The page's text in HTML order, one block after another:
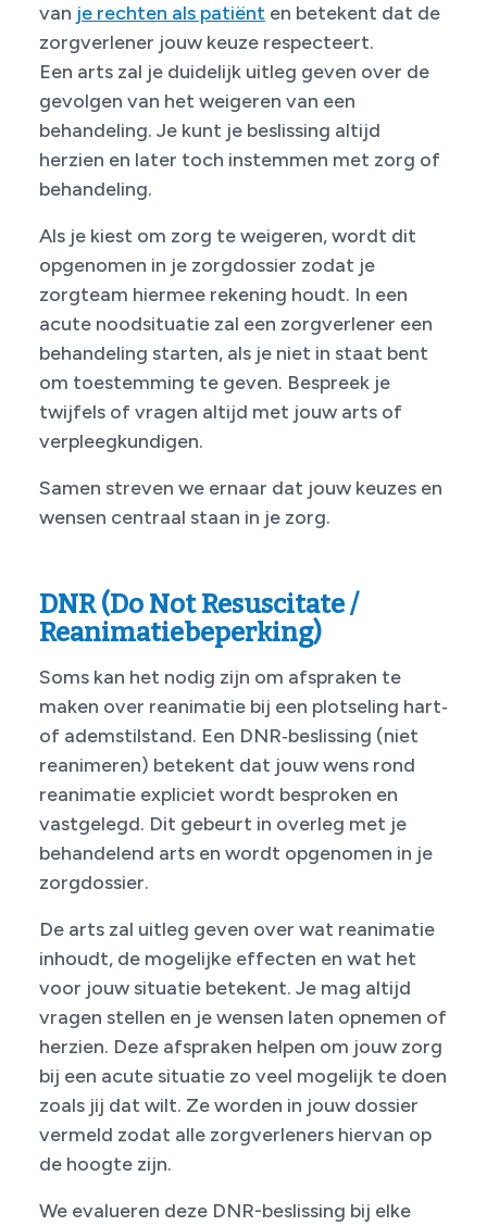
van je rechten als patiënt en betekent dat de
zorgverlener jouw keuze respecteert.
Een arts zal je duidelijk uitleg geven over de
gevolgen van het weigeren van een
behandeling. Je kunt je beslissing altijd
herzien en later toch instemmen met zorg of
behandeling.
Als je kiest om zorg te weigeren, wordt dit
opgenomen in je zorgdossier zodat je
zorgteam hiermee rekening houdt. In een
acute noodsituatie zal een zorgverlener een
behandeling starten, als je niet in staat bent
om toestemming te geven. Bespreek je
twijfels of vragen altijd met jouw arts of
verpleegkundigen.
Samen streven we ernaar dat jouw keuzes en
wensen centraal staan in je zorg.
DNR (Do Not Resuscitate /
Reanimatiebeperking)
Soms kan het nodig zijn om afspraken te
maken over reanimatie bij een plotseling hart‑
of ademstilstand. Een DNR‑beslissing (niet
reanimeren) betekent dat jouw wens rond
reanimatie expliciet wordt besproken en
vastgelegd. Dit gebeurt in overleg met je
behandelend arts en wordt opgenomen in je
zorgdossier.
De arts zal uitleg geven over wat reanimatie
inhoudt, de mogelijke effecten en wat het
voor jouw situatie betekent. Je mag altijd
vragen stellen en je wensen laten opnemen of
herzien. Deze afspraken helpen om jouw zorg
bij een acute situatie zo veel mogelijk te doen
zoals jij dat wilt. Ze worden in jouw dossier
vermeld zodat alle zorgverleners hiervan op
de hoogte zijn.
We evalueren deze DNR-beslissing bij elke